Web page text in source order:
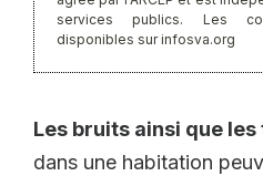
services publics. Les
disponibles sur infosva.org
Les bruits ainsi que
dans une habitation